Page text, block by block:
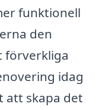
funktionell
den
förverkliga
idag
att skapa det